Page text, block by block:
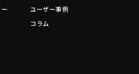
ユーザー事例
コラム